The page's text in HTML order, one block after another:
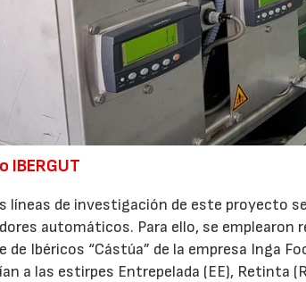
IBERGUT
líneas de investigación de este proyecto
automáticos. Para ello, se
de Ibéricos “Cástúa” de la empresa Inga
a las estirpes Entrepelada (EE), Retinta